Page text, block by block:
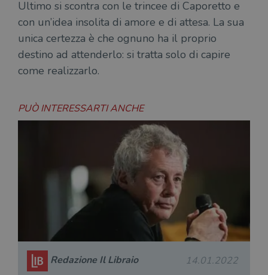
Ultimo si scontra con le trincee di Caporetto e
con un’idea insolita di amore e di attesa. La sua
unica certezza è che ognuno ha il proprio
destino ad attenderlo: si tratta solo di capire
come realizzarlo.
PUÒ INTERESSARTI ANCHE
Redazione Il Libraio 14.01.2022